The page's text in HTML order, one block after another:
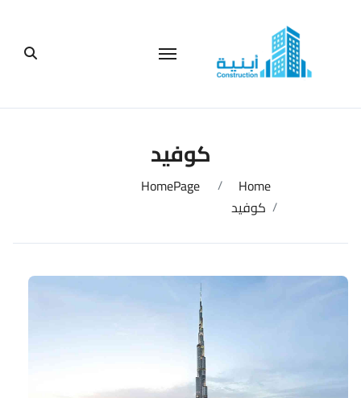
كوفيد
Home
HomePage
كوفيد